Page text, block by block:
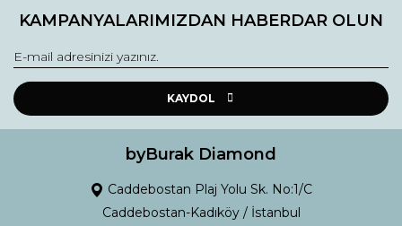
KAMPANYALARIMIZDAN HABERDAR OLUN
KAYDOL
byBurak Diamond
Caddebostan Plaj Yolu Sk. No:1/C
Caddebostan-Kadıköy / İstanbul